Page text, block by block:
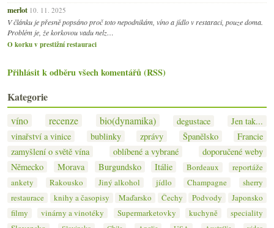
merlot 10. 11. 2025
V článku je přesně popsáno proč toto nepodnikám, víno a jídlo v restaraci, pouze doma.
Problém je, že korkovou vadu nelz…
O korku v prestižní restauraci
Přihlásit k odběru všech komentářů (RSS)
Kategorie
víno recenze bio(dynamika) degustace
Jen tak...
vinařství a vinice
bublinky zprávy Španělsko
Francie
zamyšlení o světě vína
oblíbené a vybrané
doporučené weby
Německo
Morava Burgundsko Itálie Bordeaux
reportáže
ankety
Rakousko Jiný alkohol jídlo Champagne
sherry
restaurace
knihy a časopisy Maďarsko Čechy Podvody
Japonsko
filmy
vinárny a vinotéky Supermarketovky kuchyně
speciality